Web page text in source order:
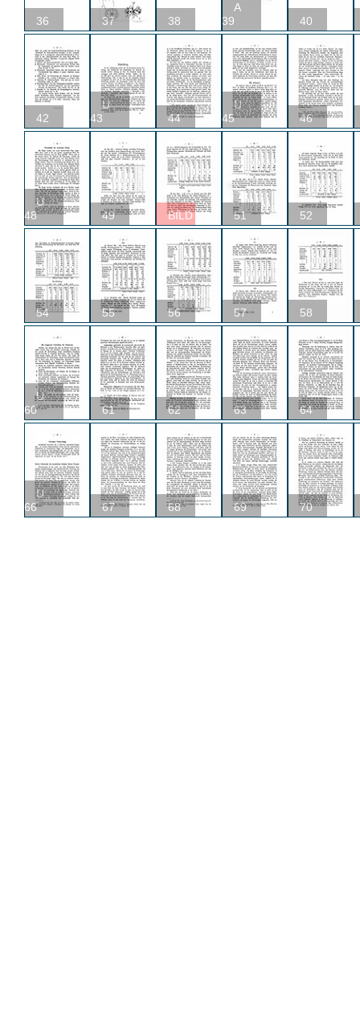
36 37 38
A
39
40
42
U
43
44
U
45
46
U
48
49 BILD 51 52
54 55 56 57 58
U
60
61 62 63 64
U
66
67 68 69 70